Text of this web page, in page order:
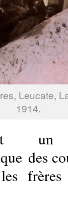
Leucate,
1914.
un
des